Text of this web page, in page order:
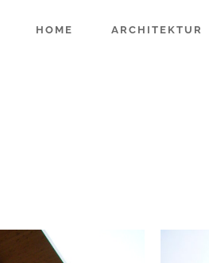
HOME ARCHITEKTUR